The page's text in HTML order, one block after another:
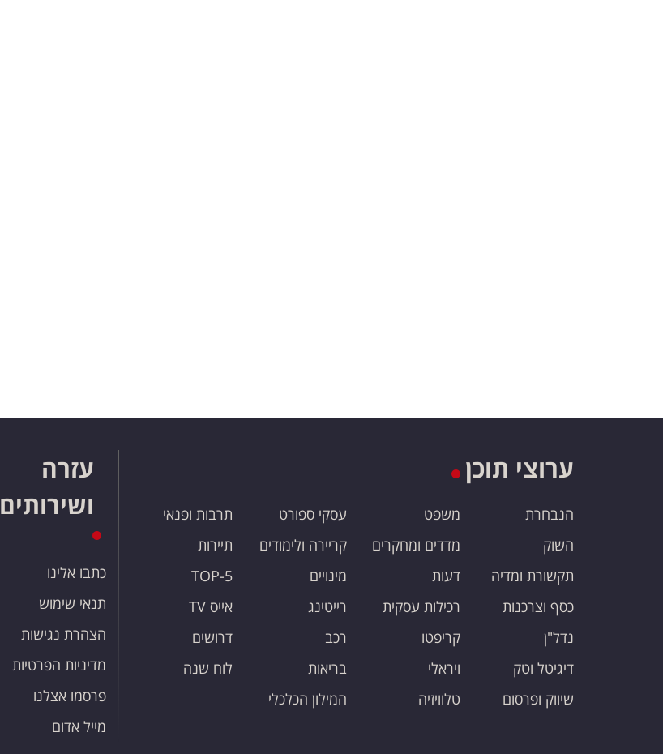
ערוצי תוכן
הנבחרת
השוק
תקשורת ומדיה
כסף וצרכנות
נדל"ן
דיגיטל וטק
שיווק ופרסום
משפט
מדדים ומחקרים
דעות
רכילות עסקית
קריפטו
ויראלי
טלוויזיה
עסקי ספורט
קריירה ולימודים
מינויים
רייטינג
רכב
בריאות
המילון הכלכלי
תרבות ופנאי
תיירות
TOP-5
אייס TV
דרושים
לוח שנה
עזרה
ושירותים
כתבו אלינו
תנאי שימוש
הצהרת נגישות
מדיניות הפרטיות
פרסמו אצלנו
מייל אדום